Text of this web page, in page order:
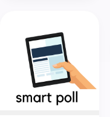
Вершина
набирає
55,5%,
Терехов –
44,5%